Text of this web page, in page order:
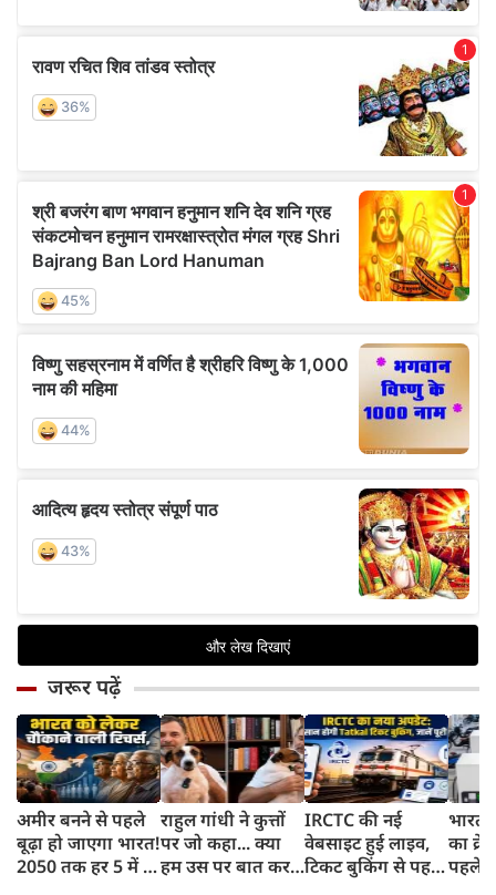
जरूर पढ़ें
अमीर बनने से पहले
बूढ़ा हो जाएगा भारत!
2050 तक हर 5 में 1
राहुल गांधी ने कुत्तों
पर जो कहा... क्या
हम उस पर बात कर
IRCTC की नई
वेबसाइट हुई लाइव,
टिकट बुकिंग से पहले
भारत
का
पहले